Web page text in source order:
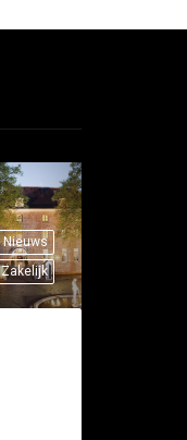
Nieuws
Zakelijk